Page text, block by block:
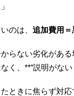
のは、 追加費用＝
らない劣化がある
く、**“説明がない
ときに焦らず対応